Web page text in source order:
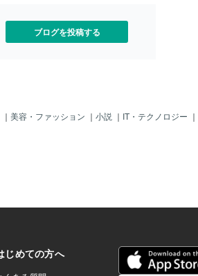
ブログを投稿する
｜ 美容・ファッション ｜ 小説 ｜ IT・テクノロジー ｜